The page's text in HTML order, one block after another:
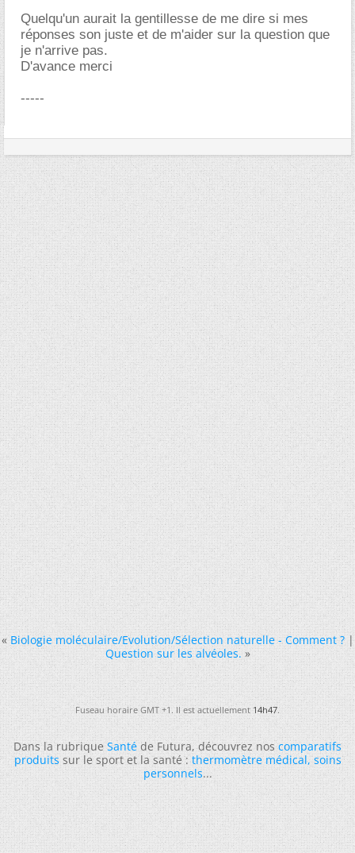
Quelqu'un aurait la gentillesse de me dire si mes
réponses son juste et de m'aider sur la question que
je n'arrive pas.
D'avance merci
-----
« Biologie moléculaire/Evolution/Sélection naturelle - Comment ?|
Question sur les alvéoles. »
Fuseau horaire GMT +1. Il est actuellement14h47.
Dans la rubriqueSantéde Futura, découvrez noscomparatifs
produitssur le sport et la santé :thermomètre médical,soins
personnels...